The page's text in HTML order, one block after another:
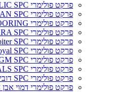
פרקט פולימרי REPUBLIC SPC נגד מים
פרקט פולימרי OCEAN SPC פנטום נגד מים
פרקט פולימרי SPC FLOORING נגד מים
פרקט פולימרי TERRA SPC טרה נגד מים
פרקט פולימרי Jupiter SPC נגד מים
פרקט פולימרי Royal SPC נגד מים
פרקט פולימרי MGM SPC נגד מים
פרקט פולימרי ORIGINALS SPC נגד מים
פרקט פולימרי SPC דוביפרקט נגד מים
פרקט פולימרי דמוי אבן REPUBLIC SPC נגד מים